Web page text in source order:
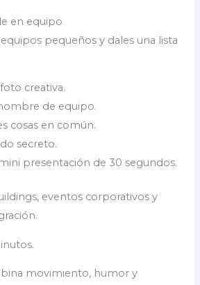
en equipo
pequeños y dales una lista
creativa.
de equipo.
cosas en común.
secreto.
presentación de 30 segundos.
eventos corporativos y
movimiento, humor y